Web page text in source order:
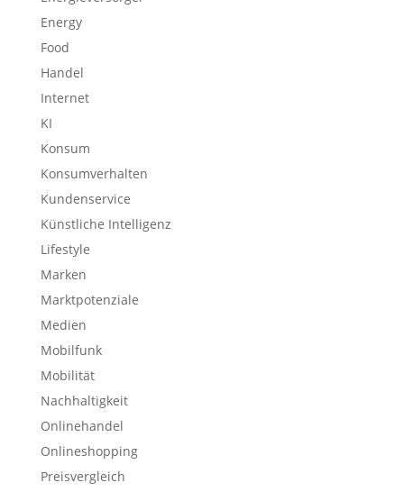
Energy
Food
Handel
Internet
KI
Konsum
Konsumverhalten
Kundenservice
Künstliche Intelligenz
Lifestyle
Marken
Marktpotenziale
Medien
Mobilfunk
Mobilität
Nachhaltigkeit
Onlinehandel
Onlineshopping
Preisvergleich